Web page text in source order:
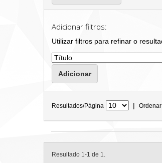
Adicionar filtros:
Utilizar filtros para refinar o
Resultados/Página |
Resultado 1-1 de 1.